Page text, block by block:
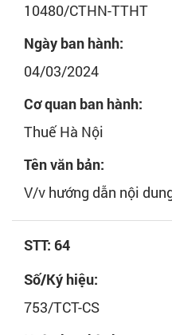
10480/CTHN-TTHT
Ngày ban hành:
04/03/2024
Cơ quan ban hành:
Thuế Hà Nội
Tên văn bản:
V/v hướng dẫn nội
STT: 64
Số/Ký hiệu:
753/TCT-CS